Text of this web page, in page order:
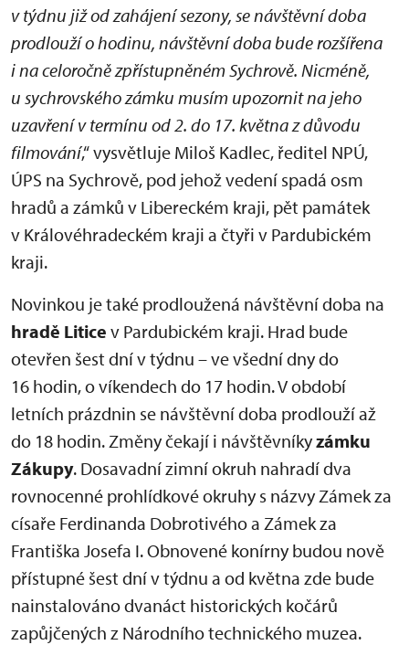
v týdnu již od zahájení sezony, se návštěvní doba
prodlouží o hodinu, návštěvní doba bude rozšířena
i na celoročně zpřístupněném Sychrově. Nicméně,
u sychrovského zámku musím upozornit na jeho
uzavření v termínu od 2. do 17. května z důvodu
filmování,“ vysvětluje Miloš Kadlec, ředitel NPÚ,
ÚPS na Sychrově, pod jehož vedení spadá osm
hradů a zámků v Libereckém kraji, pět památek
v Královéhradeckém kraji a čtyři v Pardubickém
kraji.
Novinkou je také prodloužená návštěvní doba na
hradě Litice v Pardubickém kraji. Hrad bude
otevřen šest dní v týdnu – ve všední dny do
16 hodin, o víkendech do 17 hodin. V období
letních prázdnin se návštěvní doba prodlouží až
do 18 hodin. Změny čekají i návštěvníkyzámku
Zákupy. Dosavadní zimní okruh nahradí dva
rovnocenné prohlídkové okruhy s názvy Zámek za
císaře Ferdinanda Dobrotivého a Zámek za
Františka Josefa I. Obnovené konírny budou nově
přístupné šest dní v týdnu a od května zde bude
nainstalováno dvanáct historických kočárů
zapůjčených z Národního technického muzea.